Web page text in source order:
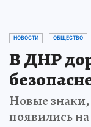
НОВОСТИ ОБЩЕСТВО
В ДНР
Новые
появились